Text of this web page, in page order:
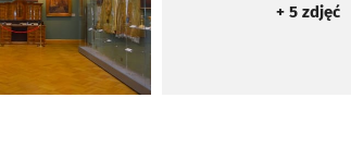
+ 5zdjęć